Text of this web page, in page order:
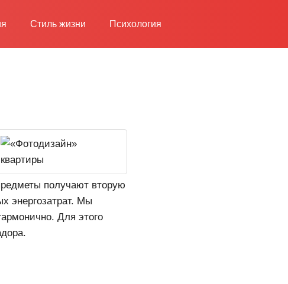
Стиль жизни Психология
получают вторую
энергозатрат. Мы
Для этого